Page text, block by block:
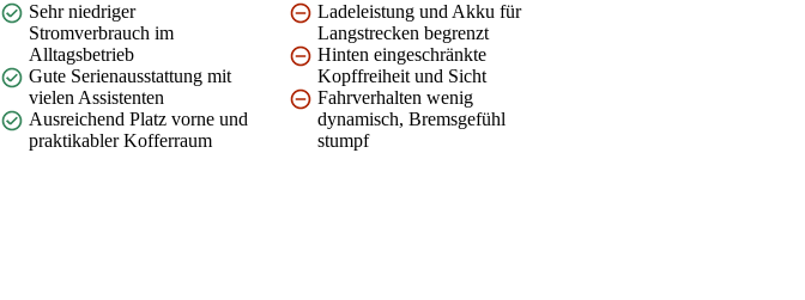
Sehr niedriger
Stromverbrauch im
Alltagsbetrieb
Gute Serienausstattung mit
vielen Assistenten
Ausreichend Platz vorne und
praktikabler Kofferraum
Ladeleistung und Akku für
Langstrecken begrenzt
Hinten eingeschränkte
Kopffreiheit und Sicht
Fahrverhalten wenig
dynamisch, Bremsgefühl
stumpf